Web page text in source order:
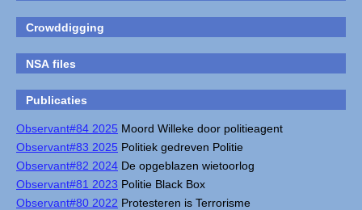
Crowddigging
NSA files
Publicaties
Observant#84 2025 Moord Willeke door politieagent
Observant#83 2025 Politiek gedreven Politie
Observant#82 2024 De opgeblazen wietoorlog
Observant#81 2023 Politie Black Box
Observant#80 2022 Protesteren is Terrorisme